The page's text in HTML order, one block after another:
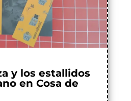
y los estallidos
en Cosa de